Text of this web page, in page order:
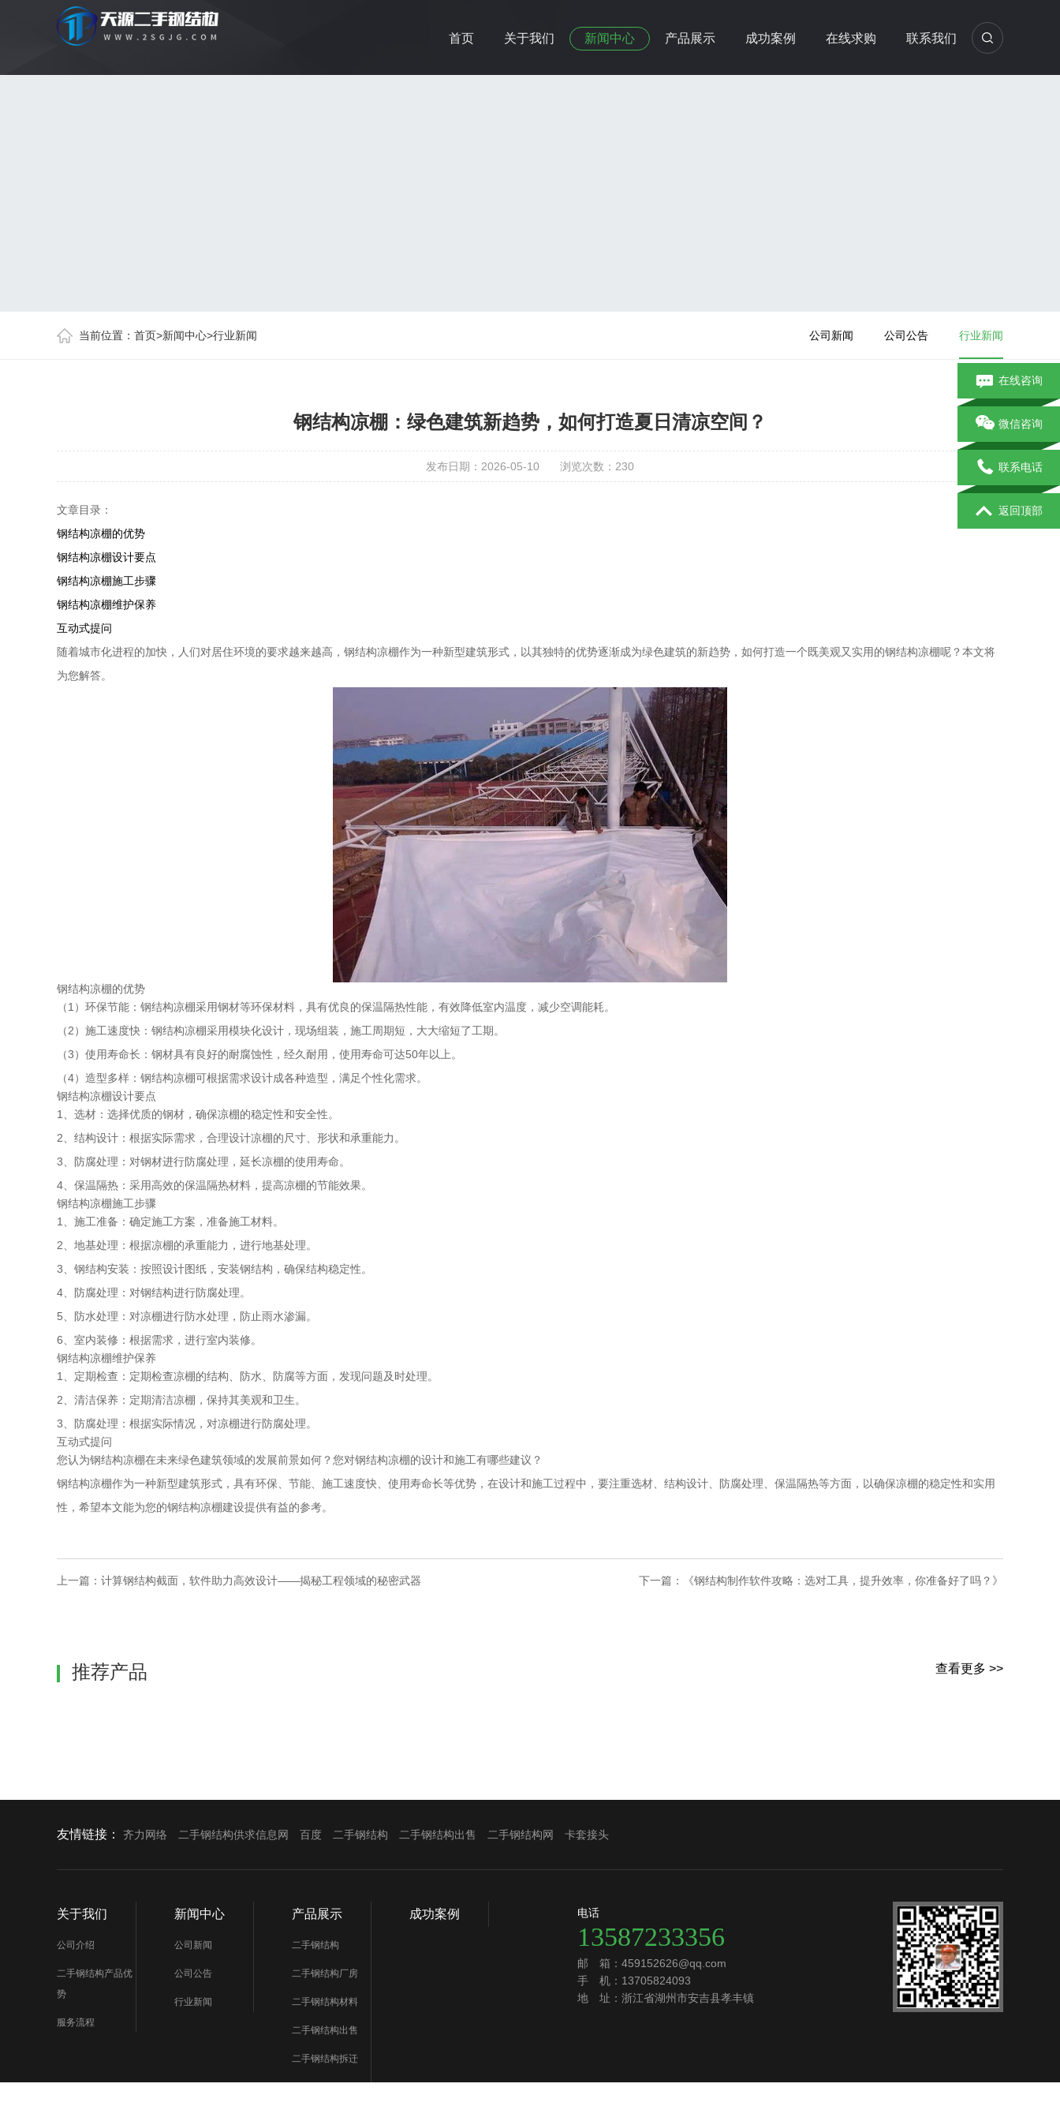
首页 关于我们 新闻中心 产品展示 成功案例 在线求购 联系我们
当前位置： 首页>新闻中心>行业新闻 公司新闻 公司公告 行业新闻
钢结构凉棚：绿色建筑新趋势，如何打造夏日清凉空间？
发布日期：2026-05-10 浏览次数： 230
文章目录：
钢结构凉棚的优势
钢结构凉棚设计要点
钢结构凉棚施工步骤
钢结构凉棚维护保养
互动式提问
随着城市化进程的加快，人们对居住环境的要求越来越高，钢结构凉棚作为一种新型建筑形式，以其独特的优势逐渐成为绿色建筑的新趋势，如何打造一个既美观又实用的钢结构凉棚呢？本文将
为您解答。
钢结构凉棚的优势
（1）环保节能：钢结构凉棚采用钢材等环保材料，具有优良的保温隔热性能，有效降低室内温度，减少空调能耗。
（2）施工速度快：钢结构凉棚采用模块化设计，现场组装，施工周期短，大大缩短了工期。
（3）使用寿命长：钢材具有良好的耐腐蚀性，经久耐用，使用寿命可达50年以上。
（4）造型多样：钢结构凉棚可根据需求设计成各种造型，满足个性化需求。
钢结构凉棚设计要点
1、选材：选择优质的钢材，确保凉棚的稳定性和安全性。
2、结构设计：根据实际需求，合理设计凉棚的尺寸、形状和承重能力。
3、防腐处理：对钢材进行防腐处理，延长凉棚的使用寿命。
4、保温隔热：采用高效的保温隔热材料，提高凉棚的节能效果。
钢结构凉棚施工步骤
1、施工准备：确定施工方案，准备施工材料。
2、地基处理：根据凉棚的承重能力，进行地基处理。
3、钢结构安装：按照设计图纸，安装钢结构，确保结构稳定性。
4、防腐处理：对钢结构进行防腐处理。
5、防水处理：对凉棚进行防水处理，防止雨水渗漏。
6、室内装修：根据需求，进行室内装修。
钢结构凉棚维护保养
1、定期检查：定期检查凉棚的结构、防水、防腐等方面，发现问题及时处理。
2、清洁保养：定期清洁凉棚，保持其美观和卫生。
3、防腐处理：根据实际情况，对凉棚进行防腐处理。
互动式提问
您认为钢结构凉棚在未来绿色建筑领域的发展前景如何？您对钢结构凉棚的设计和施工有哪些建议？
钢结构凉棚作为一种新型建筑形式，具有环保、节能、施工速度快、使用寿命长等优势，在设计和施工过程中，要注重选材、结构设计、防腐处理、保温隔热等方面，以确保凉棚的稳定性和实用
性，希望本文能为您的钢结构凉棚建设提供有益的参考。
上一篇： 计算钢结构截面，软件助力高效设计——揭秘工程领域的秘密武器 下一篇： 《钢结构制作软件攻略：选对工具，提升效率，你准备好了吗？》
查看更多 >>
推荐产品
友情链接： 齐力网络 二手钢结构供求信息网 百度 二手钢结构 二手钢结构出售 二手钢结构网 卡套接头
关于我们
公司介绍
二手钢结构产品优
势
服务流程
新闻中心
公司新闻
公司公告
行业新闻
产品展示
二手钢结构
二手钢结构厂房
二手钢结构材料
二手钢结构出售
二手钢结构拆迁
成功案例 电话
13587233356
邮 箱：459152626@qq.com
手 机：13705824093
地 址：浙江省湖州市安吉县孝丰镇
在线咨询
微信咨询
联系电话
返回顶部